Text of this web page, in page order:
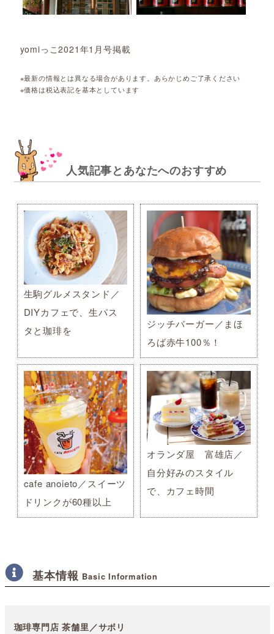
yomiっこ2021年1月号掲載
※最新の情報とは異なる場合があります。あらかじめご了承ください
※価格は税込表記を基本としています
人気記事とあなたへのおすすめ
生駒グルメスタンド／
DIYカフェで、生パス
タと珈琲を
ジッチバーガー／まほ
ろば赤牛100％！
cafe anoieto／スイーツ
ドリンクが60種以上
オランダ屋 富雄店／
自分好みのスタイル
で、カフェ時間
基本情報 Basic Information
珈琲専門店 茶舗里／サボリ